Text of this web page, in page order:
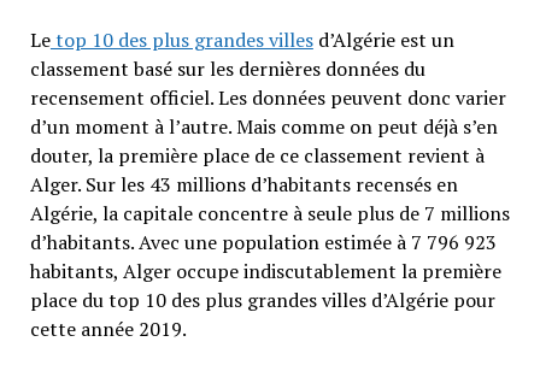
Letop 10 des plus grandes villesd’Algérie est un
classement basé sur les dernières données du
recensement officiel. Les données peuvent donc varier
d’un moment à l’autre. Mais comme on peut déjà s’en
douter, la première place de ce classement revient à
Alger. Sur les 43 millions d’habitants recensés en
Algérie, la capitale concentre à seule plus de 7 millions
d’habitants. Avec une population estimée à 7 796 923
habitants, Alger occupe indiscutablement la première
place du top 10 des plus grandes villes d’Algérie pour
cette année 2019.